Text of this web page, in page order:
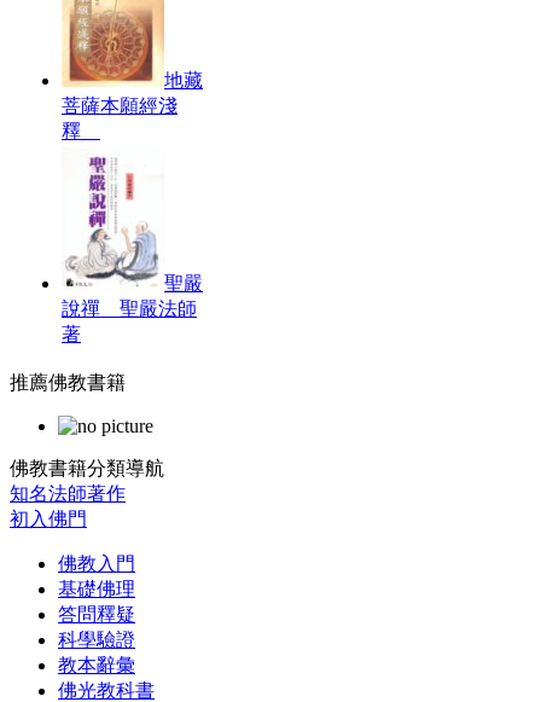
地藏
菩薩本願經淺
釋
聖嚴
說禪 聖嚴法師
著
推薦佛教書籍
佛教書籍分類導航
知名法師著作
初入佛門
佛教入門
基礎佛理
答問釋疑
科學驗證
教本辭彙
佛光教科書